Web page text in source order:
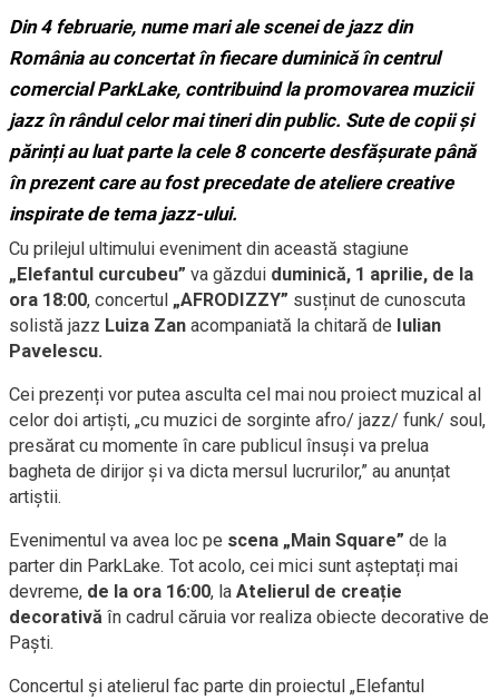
Din 4 februarie, nume mari ale scenei de jazz din
România au concertat în fiecare duminică în centrul
comercial ParkLake, contribuind la promovarea muzicii
jazz în rândul celor mai tineri din public. Sute de copii și
părinți au luat parte la cele 8 concerte desfășurate până
în prezent care au fost precedate de ateliere creative
inspirate de tema jazz-ului.
Cu prilejul ultimului eveniment din această stagiune
„Elefantul curcubeu” va găzdui duminică, 1 aprilie, de la
ora 18:00, concertul „AFRODIZZY” susținut de cunoscuta
solistă jazz Luiza Zan acompaniată la chitară de Iulian
Pavelescu.
Cei prezenți vor putea asculta cel mai nou proiect muzical al
celor doi artiști, „cu muzici de sorginte afro/ jazz/ funk/ soul,
presărat cu momente în care publicul însuși va prelua
bagheta de dirijor și va dicta mersul lucrurilor,” au anunțat
artiștii.
Evenimentul va avea loc pe scena „Main Square” de la
parter din ParkLake. Tot acolo, cei mici sunt așteptați mai
devreme, de la ora 16:00, la Atelierul de creație
decorativă în cadrul căruia vor realiza obiecte decorative de
Paști.
Concertul și atelierul fac parte din proiectul „Elefantul